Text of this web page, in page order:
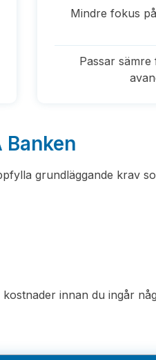
Mindre fokus
Passar
grundläggande krav
innan du ingår